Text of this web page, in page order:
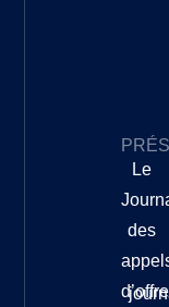
Le
des